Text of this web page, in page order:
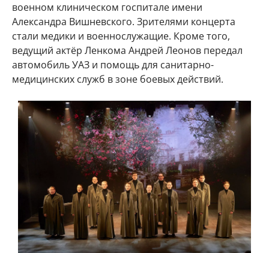
военном клиническом госпитале имени
Александра Вишневского. Зрителями концерта
стали медики и военнослужащие. Кроме того,
ведущий актёр Ленкома Андрей Леонов передал
автомобиль УАЗ и помощь для санитарно-
медицинских служб в зоне боевых действий.